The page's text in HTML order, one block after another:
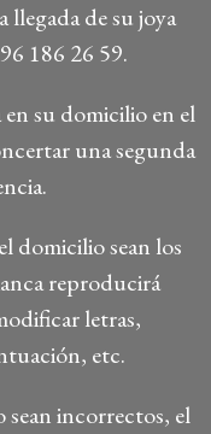
llegada de su joya
186 26 59.
su domicilio en el
una segunda
domicilio sean los
reproducirá
letras,
etc.
sean incorrectos, el